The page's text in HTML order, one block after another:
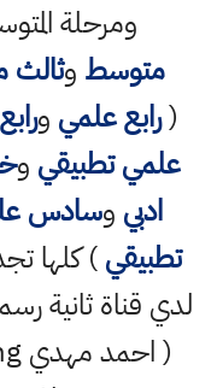
ومرحلة
متوسط و
(رابع علمي و
علمي تطبيقي و
ادبي وسادس
تطبيقي) كلها
لدي قناة ثانية